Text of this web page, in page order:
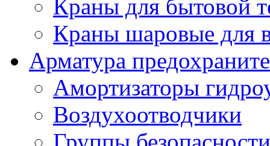
Краны для бытовой
Краны шаровые для
Арматура
Амортизаторы
Воздухоотводчики